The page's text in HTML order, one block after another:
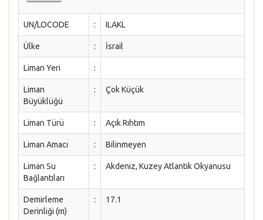
UN/LOCODE : ILAKL
Ülke : İsrail
Liman Yeri :
Liman
Büyüklüğü
: Çok Küçük
Liman Türü : Açık Rıhtım
Liman Amacı : Bilinmeyen
Liman Su
Bağlantıları
: Akdeniz, Kuzey Atlantik Okyanusu
Demirleme
Derinliği (m)
: 17.1